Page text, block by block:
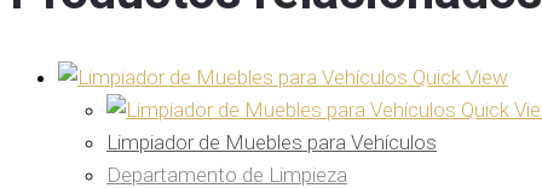
Quick View
Quick
Limpiador de Muebles para Vehículos
Departamento de Limpieza